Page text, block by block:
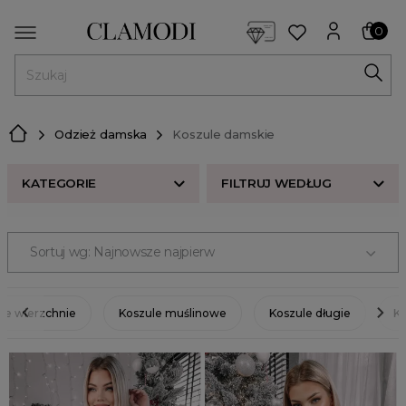
0
Odzież damska Koszule damskie
KATEGORIE FILTRUJ WEDŁUG
Koszule białe
Koszule oversize
Koszule do pracy
Koszule luźne
ROZMIAR
KOLOR
CENA
Sortuj wg: Najnowsze najpierw
wierzchnie Koszule muślinowe Koszule długie